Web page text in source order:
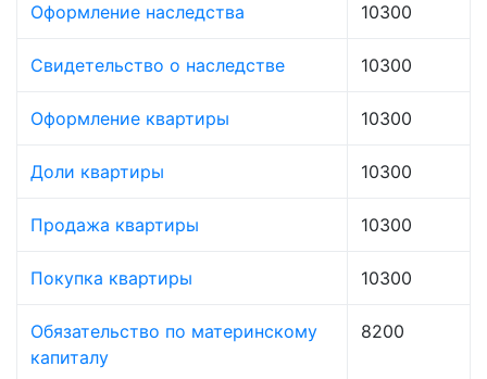
Оформление наследства 10300
Свидетельство о наследстве 10300
Оформление квартиры 10300
Доли квартиры 10300
Продажа квартиры 10300
Покупка квартиры 10300
Обязательство по материнскому
капиталу
8200